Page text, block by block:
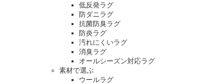
低反発ラグ
防ダニラグ
抗菌防臭ラグ
防炎ラグ
汚れにくいラグ
消臭ラグ
オールシーズン対応ラグ
素材で選ぶ
ウールラグ